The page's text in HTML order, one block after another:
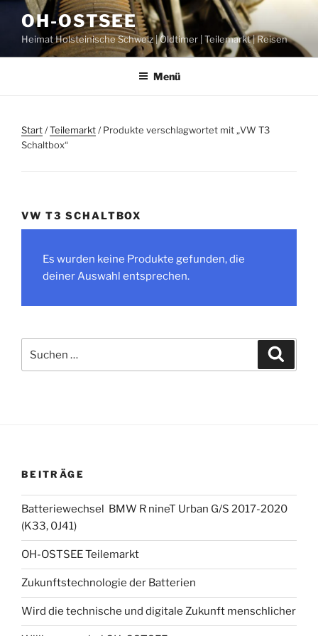
Inhalt
springen
OH-OSTSEE
Heimat Holsteinische Schweiz | Oldtimer | Teilemarkt | Reisen
Menü
Start/Teilemarkt/ Produkte verschlagwortet mit „VW T3
Schaltbox“
VW T3 SCHALTBOX
Es wurden keine Produkte gefunden, die
deiner Auswahl entsprechen.
nach:
BEITRÄGE
Batteriewechsel BMW R nineT Urban G/S 2017-2020
(K33, 0J41)
OH-OSTSEE Teilemarkt
Zukunftstechnologie der Batterien
Wird die technische und digitale Zukunft menschlicher